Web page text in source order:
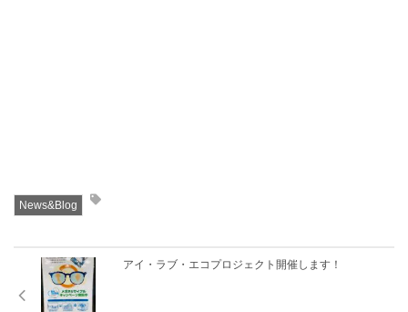
News&Blog
アイ・ラブ・エコプロジェクト開催します！